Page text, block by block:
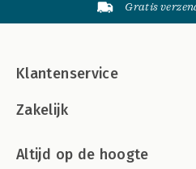
Gratis
Klantenservice
Zakelijk
Altijd op de hoogte